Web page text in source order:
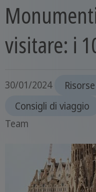
visitare: i
30/01/2024
Consigli di viaggio
Team